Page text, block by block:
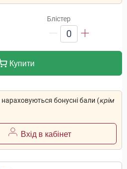
Блістер
0
Купити
бонусні бали (крім
Вхід в кабінет